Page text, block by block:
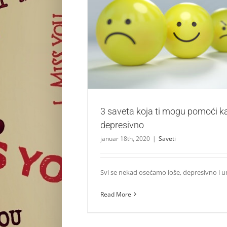
3 saveta koja ti mogu pomoći kad se
Saveti
3 saveta koja ti mogu pomoći
depresivno
januar 18th, 2020 | Saveti
Svi se nekad osećamo loše, depresivno i
Read More